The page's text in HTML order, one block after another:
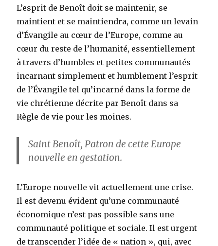
L’esprit de Benoît doit se maintenir, se
maintient et se maintiendra, comme un levain
d’Évangile au cœur de l’Europe, comme au
cœur du reste de l’humanité, essentiellement
à travers d’humbles et petites communautés
incarnant simplement et humblement l’esprit
de l’Évangile tel qu’incarné dans la forme de
vie chrétienne décrite par Benoît dans sa
Règle de vie pour les moines.
Saint Benoît, Patron de cette Europe
nouvelle en gestation.
L’Europe nouvelle vit actuellement une crise.
Il est devenu évident qu’une communauté
économique n’est pas possible sans une
communauté politique et sociale. Il est urgent
de transcender l’idée de « nation », qui, avec